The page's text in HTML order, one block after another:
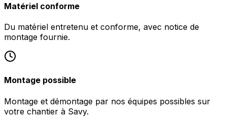
Matériel conforme
Du matériel entretenu et conforme, avec notice de
montage fournie.
Montage possible
Montage et démontage par nos équipes possibles sur
votre chantier à Savy.